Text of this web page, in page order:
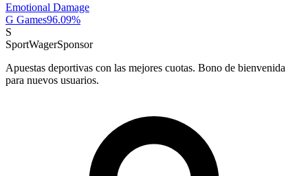
Emotional Damage
G Games96.09%
S
SportWagerSponsor
Apuestas deportivas con las mejores cuotas. Bono de bienvenida
para nuevos usuarios.